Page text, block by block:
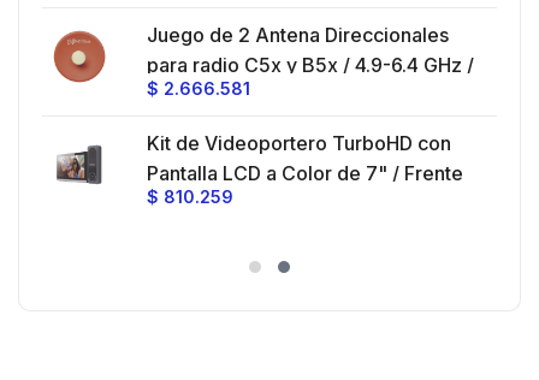
Juego de 2 Antena Direccionales
para radio C5x y B5x / 4.9-6.4 GHz /
Ganancia 27 dBi / Montaje incluido.
$ 2.666.581
Kit de Videoportero TurboHD con
Pantalla LCD a Color de 7" / Frente
de Calle para Exterior de
)130° de Visión (Gran Angular)
$ 810.259